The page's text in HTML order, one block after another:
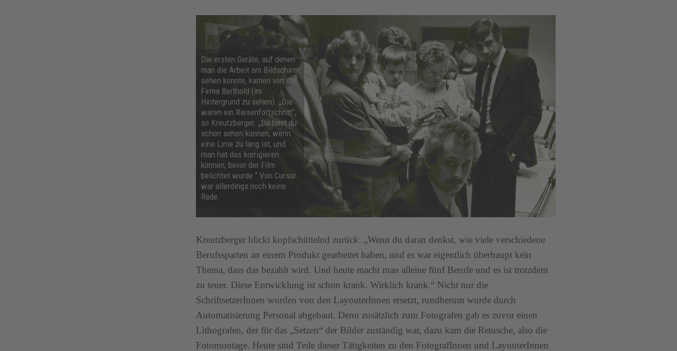
Die ersten Geräte, auf denen
man die Arbeit am Bildschirm
sehen konnte, kamen von der
Firma Berthold (im
Hintergrund zu sehen). „Die
waren ein Riesenfortschritt“,
so Kreutzberger. „Da hast du
schon sehen können, wenn
eine Linie zu lang ist, und
man hat das korrigieren
können, bevor der Film
belichtet wurde.“ Von Cursor
war allerdings noch keine
Rede.
Kreutzberger blickt kopfschüttelnd zurück: „Wenn du daran denkst, wie viele verschiedene
Berufssparten an einem Produkt gearbeitet haben, und es war eigentlich überhaupt kein
Thema, dass das bezahlt wird. Und heute macht man alleine fünf Berufe und es ist trotzdem
zu teuer. Diese Entwicklung ist schon krank. Wirklich krank.“ Nicht nur die
SchriftsetzerInnen wurden von den LayouterInnen ersetzt, rundherum wurde durch
Automatisierung Personal abgebaut. Denn zusätzlich zum Fotografen gab es zuvor einen
Lithografen, der für das „Setzen“ der Bilder zuständig war, dazu kam die Retusche, also die
Fotomontage. Heute sind Teile dieser Tätigkeiten zu den FotografInnen und LayouterInnen